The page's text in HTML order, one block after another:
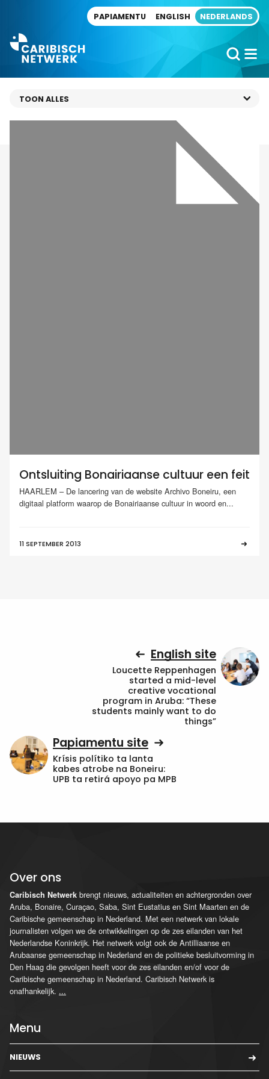
PAPIAMENTU ENGLISH NEDERLANDS
Ontsluiting Bonairiaanse cultuur een feit
HAARLEM – De lancering van de website Archivo Boneiru, een
digitaal platform waarop de Bonairiaanse cultuur in woord en...
11 SEPTEMBER 2013
English site
Loucette Reppenhagen
started a mid-level
creative vocational
program in Aruba: “These
students mainly want to do
things”
Papiamentu site
Krísis polítiko ta lanta
kabes atrobe na Boneiru:
UPB ta retirá apoyo pa MPB
Over ons
Caribisch Netwerk brengt nieuws, actualiteiten en achtergronden over
Aruba, Bonaire, Curaçao, Saba, Sint Eustatius en Sint Maarten en de
Caribische gemeenschap in Nederland. Met een netwerk van lokale
journalisten volgen we de ontwikkelingen op de zes eilanden van het
Nederlandse Koninkrijk. Het netwerk volgt ook de Antilliaanse en
Arubaanse gemeenschap in Nederland en de politieke besluitvorming in
Den Haag die gevolgen heeft voor de zes eilanden en/of voor de
Caribische gemeenschap in Nederland. Caribisch Netwerk is
onafhankelijk. ...
Menu
NIEUWS